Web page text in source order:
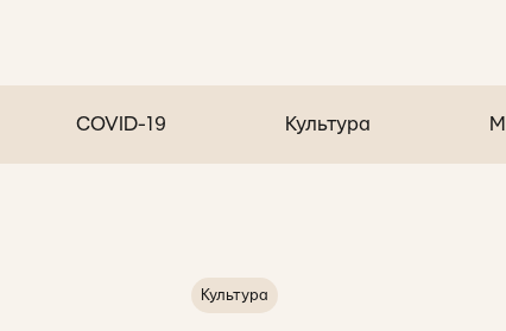
COVID-19 Культура
Культура